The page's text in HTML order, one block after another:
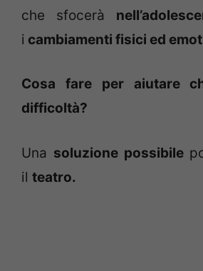
che sfocerà
i cambiamenti fisici ed
Cosa fare per aiutare
difficoltà?
Una soluzione possibile
il teatro.